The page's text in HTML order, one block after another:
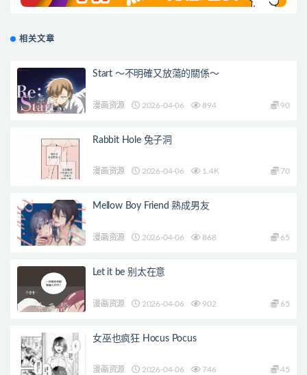
相关文章
Start ～不明確又放蕩的關係～
漫画资源 2026-04-06 894 90
Rabbit Hole 兔子洞
漫画资源 2026-04-06 1.4K 70
Mellow Boy Friend 熟成男友
漫画资源 2026-04-06 868 65
Let it be 别太在意
漫画资源 2026-04-06 902 65
女巫也疯狂 Hocus Pocus
漫画资源 2026-04-06 746 45